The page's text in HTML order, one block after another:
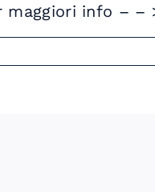
info – –